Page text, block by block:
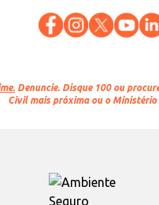
Denuncie. Disque 100 ou
Civil mais próxima ou o Ministério